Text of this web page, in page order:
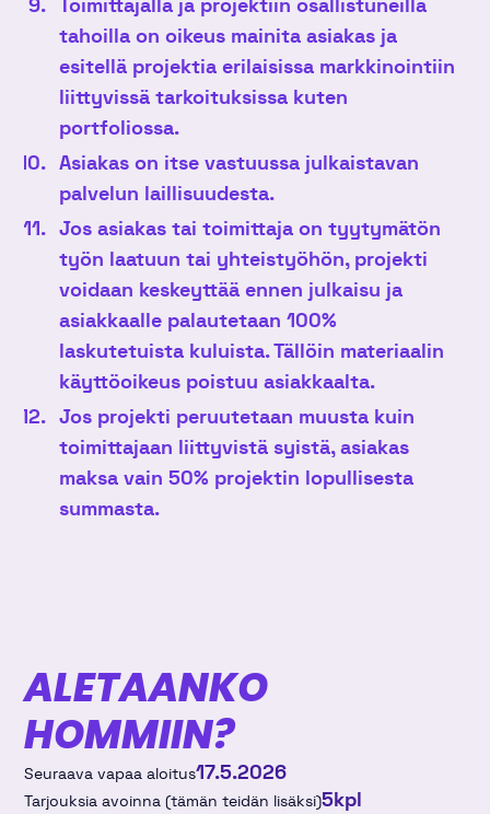
Toimittajalla ja projektiin osallistuneilla
tahoilla on oikeus mainita asiakas ja
esitellä projektia erilaisissa markkinointiin
liittyvissä tarkoituksissa kuten
portfoliossa.
Asiakas on itse vastuussa julkaistavan
palvelun laillisuudesta.
Jos asiakas tai toimittaja on tyytymätön
työn laatuun tai yhteistyöhön, projekti
voidaan keskeyttää ennen julkaisu ja
asiakkaalle palautetaan 100%
laskutetuista kuluista.Tällöin materiaalin
käyttöoikeus poistuu asiakkaalta.
Jos projekti peruutetaan muusta kuin
toimittajaan liittyvistä syistä, asiakas
maksa vain 50% projektin lopullisesta
summasta.
ALETAANKO
HOMMIIN?
Seuraava vapaa aloitus17.5.2026
Tarjouksia avoinna (tämän teidän lisäksi)5kpl